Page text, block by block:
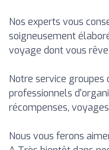
Nos experts vous
soigneusement
voyage dont vous
Notre service groupes
professionnels
récompenses,
Nous vous ferons